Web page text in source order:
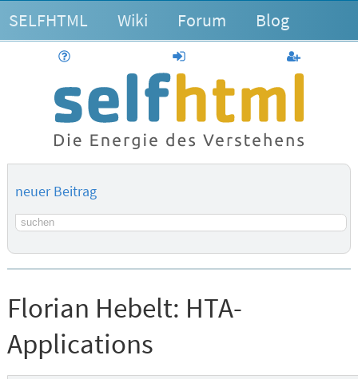
SELFHTML Wiki Forum Blog
anmelden
neuer Beitrag
Suchbegriff
Florian Hebelt: HTA-
Applications